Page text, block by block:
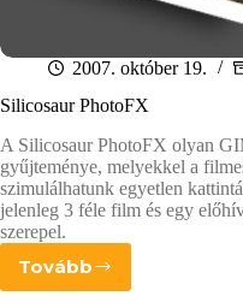
2007. október 19.
Silicosaur PhotoFX
A Silicosaur PhotoFX olyan
gyűjteménye, melyekkel a
szimulálhatunk egyetlen
jelenleg 3 féle film és egy
szerepel.
TovábbSilicosaur